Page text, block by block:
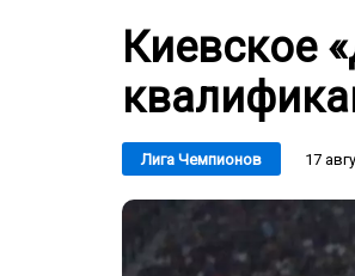
Киевское
Лига Чемпионов 17